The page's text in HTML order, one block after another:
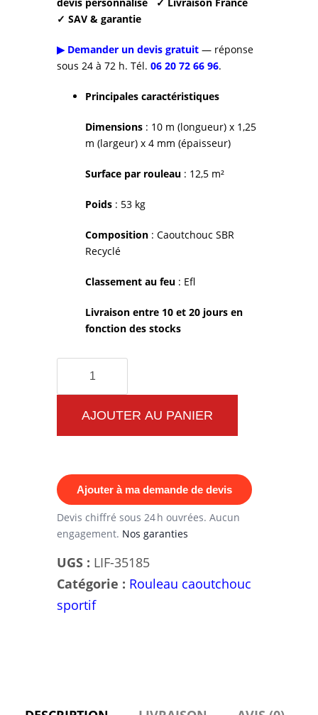
✓ SAV & garantie
▶ Demander un devis gratuit — réponse
sous 24 à 72 h. Tél. 06 20 72 66 96.
Principales caractéristiques
Dimensions : 10 m (longueur) x 1,25
m (largeur) x 4 mm (épaisseur)
Surface par rouleau : 12,5 m²
Poids : 53 kg
Composition : Caoutchouc SBR
Recyclé
Classement au feu : Efl
Livraison entre 10 et 20 jours en
fonction des stocks
quantité
de
Rouleau
de
caoutchouc
épaisseur
4mm
–
10×1,25m
–
12,5m²
AJOUTER AU PANIER
Ajouter à ma demande de devis
Devis chiffré sous 24 h ouvrées. Aucun
engagement. Nos garanties
UGS : LIF-35185
Catégorie : Rouleau caoutchouc
sportif